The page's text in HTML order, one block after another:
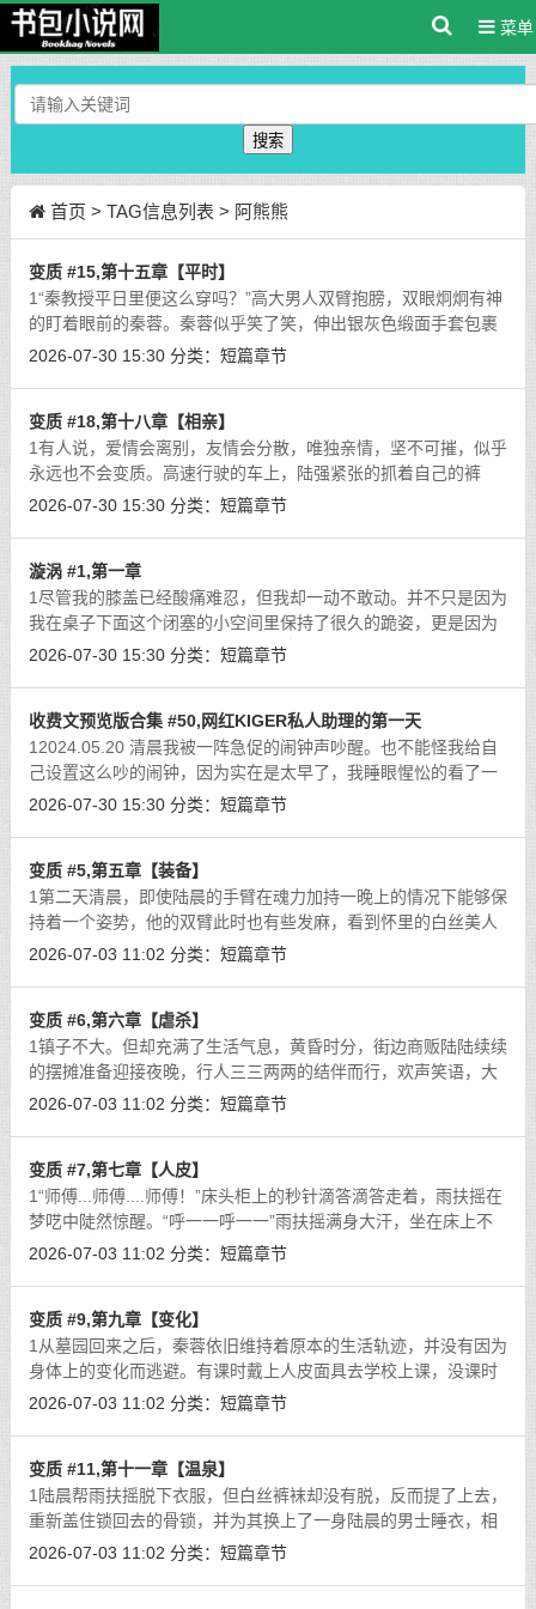
菜单
搜索
首页 > TAG信息列表 > 阿熊熊
变质 #15,第十五章【平时】
1“秦教授平日里便这么穿吗？”高大男人双臂抱膀，双眼炯炯有神
的盯着眼前的秦蓉。秦蓉似乎笑了笑，伸出银灰色缎面手套包裹
的纤美手掌把玩起了桌面上的钢笔，薄薄的白色面纱抖了抖，隐
2026-07-30 15:30 分类： 短篇章节
变质 #18,第十八章【相亲】
1有人说，爱情会离别，友情会分散，唯独亲情，坚不可摧，似乎
永远也不会变质。高速行驶的车上，陆强紧张的抓着自己的裤
腿，掌心的汗水浸透了些许布料，眼角的余光时不时的瞥向驾驶
2026-07-30 15:30 分类： 短篇章节
漩涡 #1,第一章
1尽管我的膝盖已经酸痛难忍，但我却一动不敢动。并不只是因为
我在桌子下面这个闭塞的小空间里保持了很久的跪姿，更是因为
我被那只开着眼孔和鼻孔的黑色乳胶头套包裹的脸上，正有一只
2026-07-30 15:30 分类： 短篇章节
收费文预览版合集 #50,网红KIGER私人助理的第一天
12024.05.20 清晨我被一阵急促的闹钟声吵醒。也不能怪我给自
己设置这么吵的闹钟，因为实在是太早了，我睡眼惺忪的看了一
眼床头显示着5：30的电子表，如果不这么吵，我一定起不来。
2026-07-30 15:30 分类： 短篇章节
变质 #5,第五章【装备】
1第二天清晨，即使陆晨的手臂在魂力加持一晚上的情况下能够保
持着一个姿势，他的双臂此时也有些发麻，看到怀里的白丝美人
还在熟睡，他轻轻的从诱人的白丝嘴唇里伸出手指，轻轻的将她
2026-07-03 11:02 分类： 短篇章节
变质 #6,第六章【虐杀】
1镇子不大。但却充满了生活气息，黄昏时分，街边商贩陆陆续续
的摆摊准备迎接夜晚，行人三三两两的结伴而行，欢声笑语，大
声吆喝，车流涌动，川流熙攘。然而一辆与整个镇子格格不入的
2026-07-03 11:02 分类： 短篇章节
变质 #7,第七章【人皮】
1“师傅...师傅....师傅！”床头柜上的秒针滴答滴答走着，雨扶摇在
梦呓中陡然惊醒。“呼一一呼一一”雨扶摇满身大汗，坐在床上不
断剧烈喘息着，只是昏睡中的梦境却一点也记不得了。“扶
2026-07-03 11:02 分类： 短篇章节
变质 #9,第九章【变化】
1从墓园回来之后，秦蓉依旧维持着原本的生活轨迹，并没有因为
身体上的变化而逃避。有课时戴上人皮面具去学校上课，没课时
在家看书，只是最近秦蓉始终不得安宁。女帝对她说的那些话让
2026-07-03 11:02 分类： 短篇章节
变质 #11,第十一章【温泉】
1陆晨帮雨扶摇脱下衣服，但白丝裤袜却没有脱，反而提了上去，
重新盖住锁回去的骨锁，并为其换上了一身陆晨的男士睡衣，相
对来说宽松很多的男士睡衣穿在雨扶摇的身上竟显得有些可爱。
2026-07-03 11:02 分类： 短篇章节